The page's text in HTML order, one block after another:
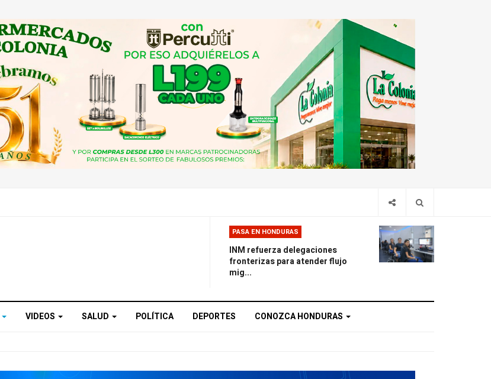
PASA EN HONDURAS
INM refuerza delegaciones
fronterizas para atender flujo
mig...
VIDEOS SALUD POLÍTICA DEPORTES CONOZCA HONDURAS